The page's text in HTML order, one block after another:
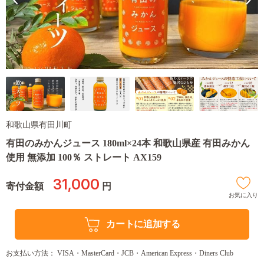
和歌山県有田川町
有田のみかんジュース 180ml×24本 和歌山県産 有田みかん
使用 無添加 100％ ストレート AX159
寄付金額 31,000 円
お気に入り
カートに追加する
お支払い方法： VISA・MasterCard・JCB・American Express・Diners Club